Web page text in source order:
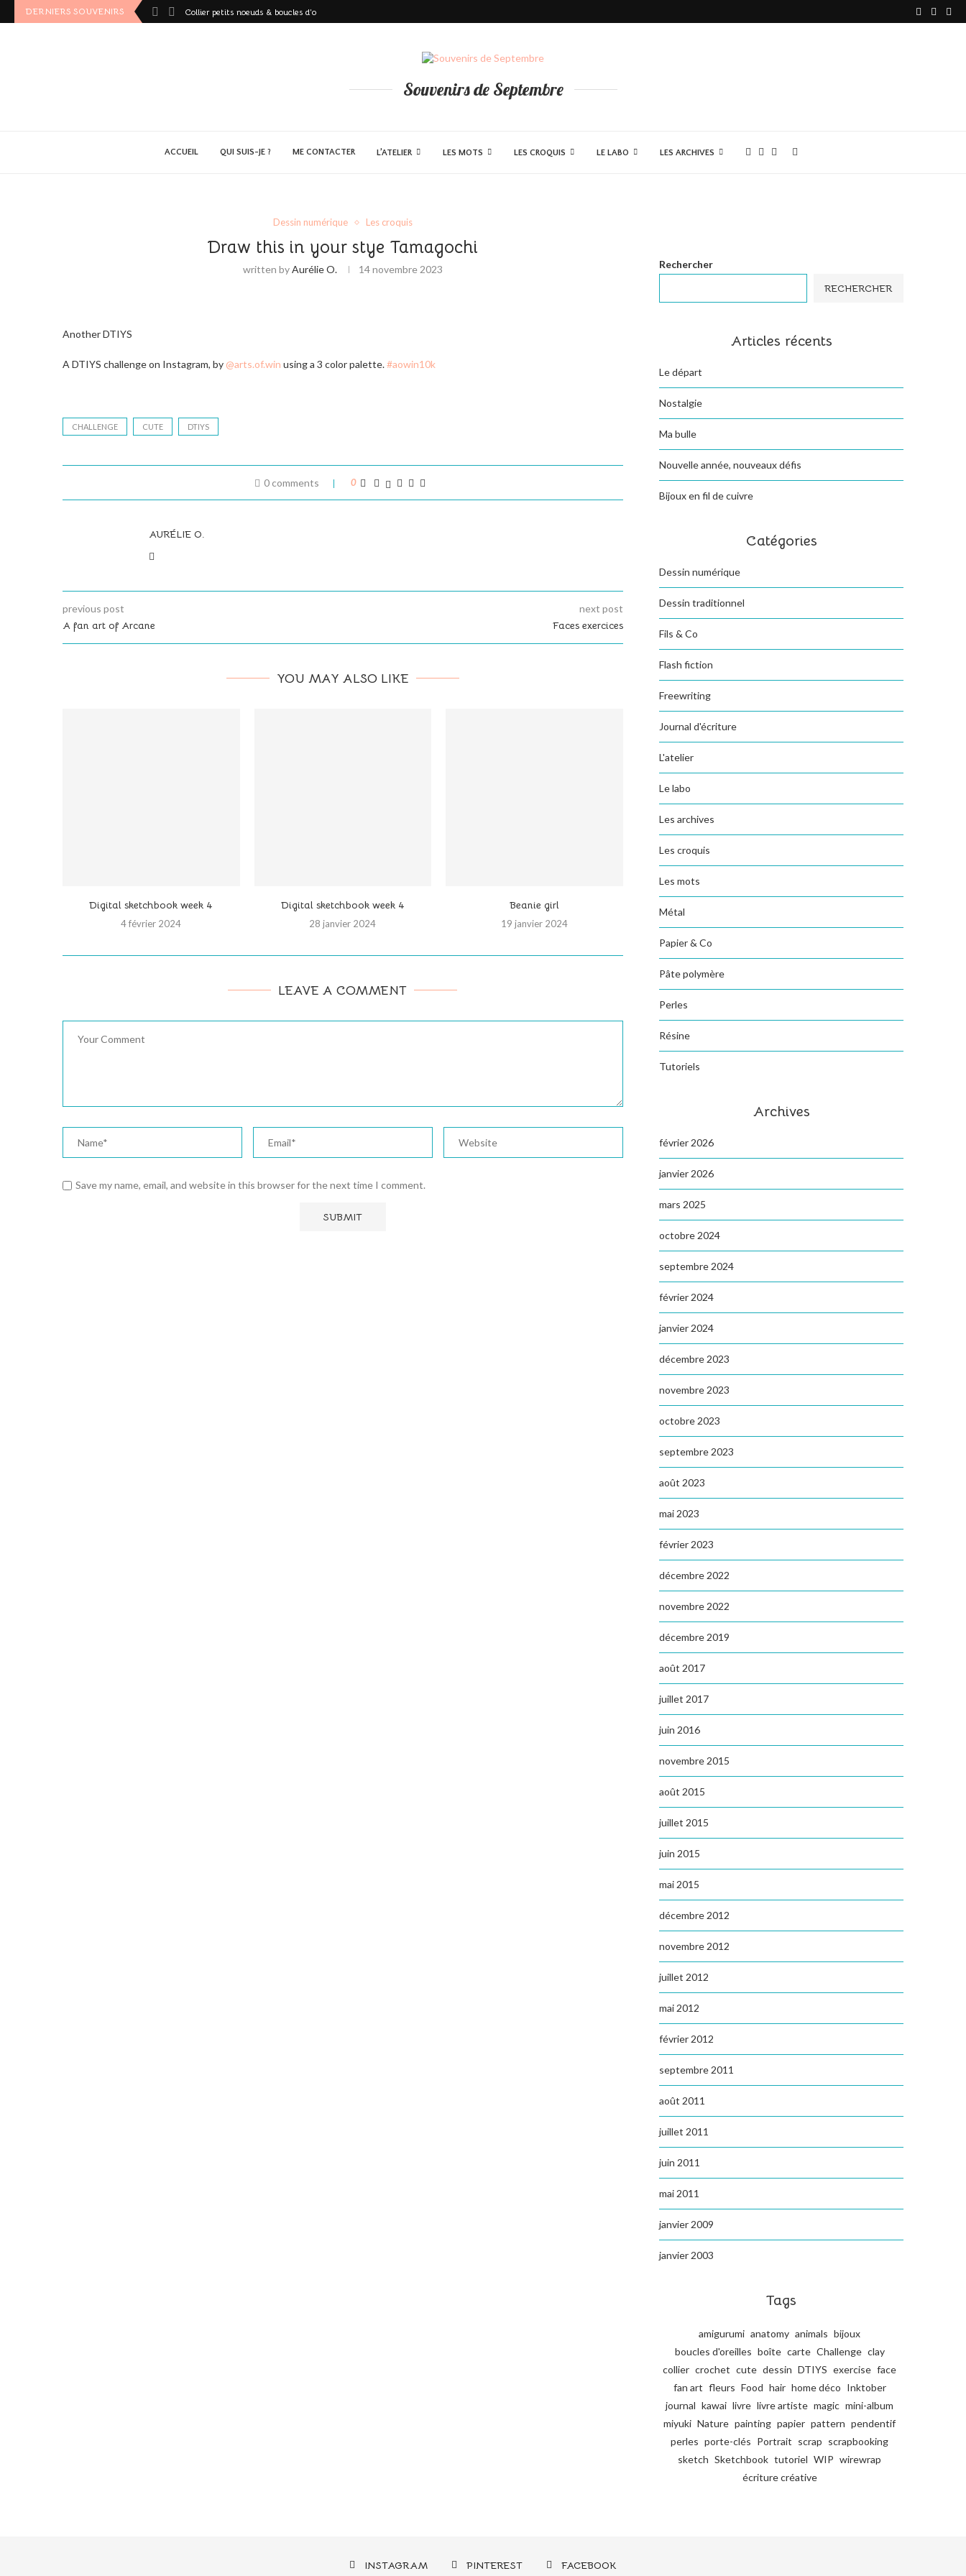
DERNIERS SOUVENIRS Collier petits noeuds & boucles d’oreilles Napolitain
Souvenirs de Septembre
ACCUEIL QUI SUIS-JE ? ME CONTACTER L’ATELIER LES MOTS LES CROQUIS LE LABO LES ARCHIVES
Dessin numérique Les croquis
Draw this in your stye Tamagochi
written byAurélie O. 14 novembre 2023
Another DTIYS
A DTIYS challenge on Instagram, by @arts.of.win using a 3 color palette.#aowin10k
CHALLENGE CUTE DTIYS
0 comments 0
AURÉLIE O.
previous post
A fan art of Arcane
next post
Faces exercices
YOU MAY ALSO LIKE
Digital sketchbook week 4
4 février 2024
Digital sketchbook week 4
28 janvier 2024
Beanie girl
19 janvier 2024
LEAVE A COMMENT
Save my name, email, and website in this browser for the next time I comment.
Rechercher
RECHERCHER
Articles récents
Le départ
Nostalgie
Ma bulle
Nouvelle année, nouveaux défis
Bijoux en fil de cuivre
Catégories
Dessin numérique
Dessin traditionnel
Fils & Co
Flash fiction
Freewriting
Journal d'écriture
L'atelier
Le labo
Les archives
Les croquis
Les mots
Métal
Papier & Co
Pâte polymère
Perles
Résine
Tutoriels
Archives
février 2026
janvier 2026
mars 2025
octobre 2024
septembre 2024
février 2024
janvier 2024
décembre 2023
novembre 2023
octobre 2023
septembre 2023
août 2023
mai 2023
février 2023
décembre 2022
novembre 2022
décembre 2019
août 2017
juillet 2017
juin 2016
novembre 2015
août 2015
juillet 2015
juin 2015
mai 2015
décembre 2012
novembre 2012
juillet 2012
mai 2012
février 2012
septembre 2011
août 2011
juillet 2011
juin 2011
mai 2011
janvier 2009
janvier 2003
Tags
amigurumi anatomy animals bijoux
boucles d'oreilles boîte carte Challenge clay
collier crochet cute dessin DTIYS exercise face
fan art fleurs Food hair home déco Inktober
journal kawai livre livre artiste magic mini-album
miyuki Nature painting papier pattern pendentif
perles porte-clés Portrait scrap scrapbooking
sketch Sketchbook tutoriel WIP wirewrap
écriture créative
INSTAGRAM PINTEREST FACEBOOK